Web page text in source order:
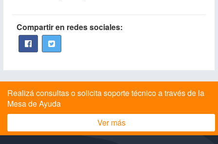
Compartir en redes sociales:
Realizá consultas o solicita soporte técnico a través de la
Mesa de Ayuda
Ver más